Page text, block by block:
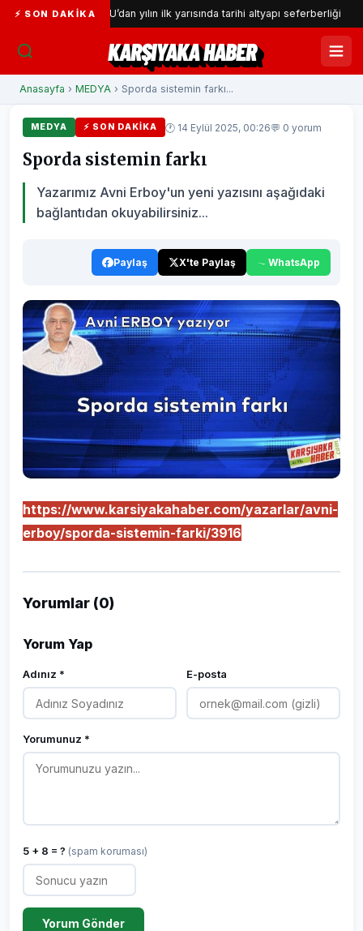
⚡ SON DAKIKA
İZSU’dan yılın ilk yarısında tarihi altyapı seferberliği
KARŞIYAKA HABER
Anasayfa › MEDYA › Sporda sistemin farkı...
MEDYA ⚡ SON DAKIKA 🕐 14 Eylül 2025, 00:26💬 0 yorum
Sporda sistemin farkı
Yazarımız Avni Erboy'un yeni yazısını aşağıdaki
bağlantıdan okuyabilirsiniz...
Paylaş X'te Paylaş WhatsApp
https://www.karsiyakahaber.com/yazarlar/avni-
erboy/sporda-sistemin-farki/3916
Yorumlar (0)
Yorum Yap
Adınız * E-posta
Yorumunuz *
5 + 8 = ? (spam koruması)
Yorum Gönder